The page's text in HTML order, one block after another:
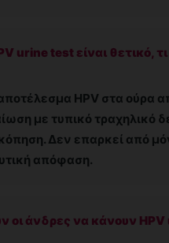
urine test είναι θετικό,
HPV στα ούρα
με τυπικό τραχηλικό
Δεν επαρκεί από
απόφαση.
οι άνδρες να κάνουν